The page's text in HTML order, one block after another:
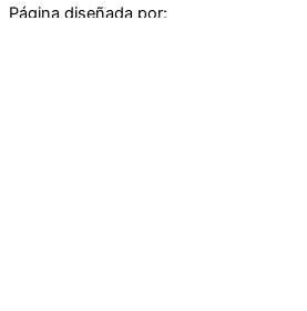
Página diseñada por: